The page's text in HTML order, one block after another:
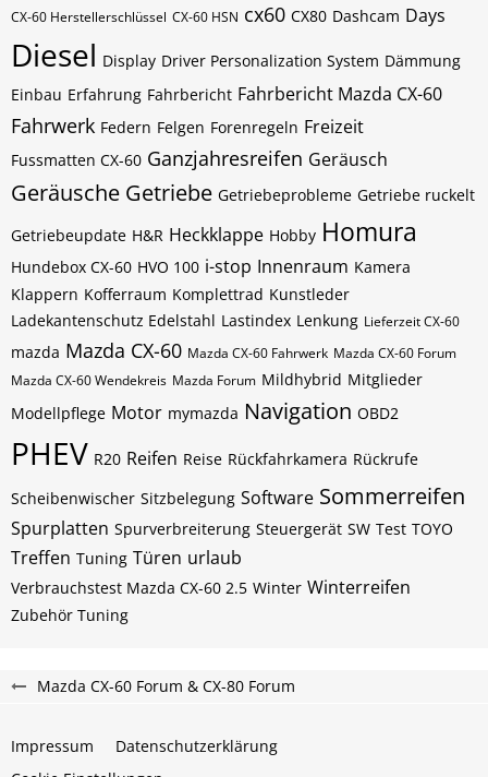
CX-60​​​​​ Herstellerschlüssel CX-60​​​​​ HSN cx60 CX80 Dashcam Days
Diesel Display Driver Personalization System Dämmung
Einbau Erfahrung Fahrbericht Fahrbericht Mazda CX-60
Fahrwerk Federn Felgen Forenregeln Freizeit
Fussmatten CX-60 Ganzjahresreifen Geräusch
Geräusche Getriebe Getriebeprobleme Getriebe ruckelt
Getriebeupdate H&R Heckklappe Hobby Homura
Hundebox CX-60 HVO 100 i-stop Innenraum Kamera
Klappern Kofferraum Komplettrad Kunstleder
Ladekantenschutz Edelstahl Lastindex Lenkung Lieferzeit CX-60
mazda Mazda CX-60 Mazda CX-60 Fahrwerk Mazda CX-60 Forum
Mazda CX-60 Wendekreis Mazda Forum Mildhybrid Mitglieder
Modellpflege Motor mymazda Navigation OBD2
PHEV R20 Reifen Reise Rückfahrkamera Rückrufe
Scheibenwischer Sitzbelegung Software Sommerreifen
Spurplatten Spurverbreiterung Steuergerät SW Test TOYO
Treffen Tuning Türen urlaub
Verbrauchstest Mazda CX-60 2.5 Winter Winterreifen
Zubehör Tuning
Mazda CX-60 Forum & CX-80 Forum
Impressum
Datenschutzerklärung